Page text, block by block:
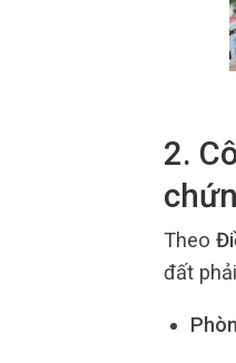
2.
Theo
đất